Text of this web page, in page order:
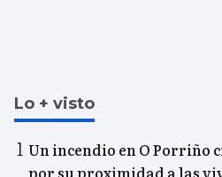
Lo + visto
Un incendio en O Porriño
por su proximidad a las